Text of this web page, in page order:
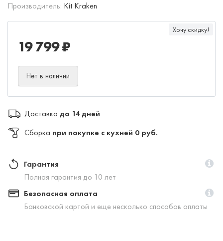
Производитель: Kit Kraken
Хочу скидку!
19 799 ₽
Нет в наличии
Доставка до 14 дней
Сборка при покупке с кухней 0 руб.
Гарантия
Полная гарантия до 10 лет
Безопасная оплата
Банковской картой и еще несколько способов оплаты